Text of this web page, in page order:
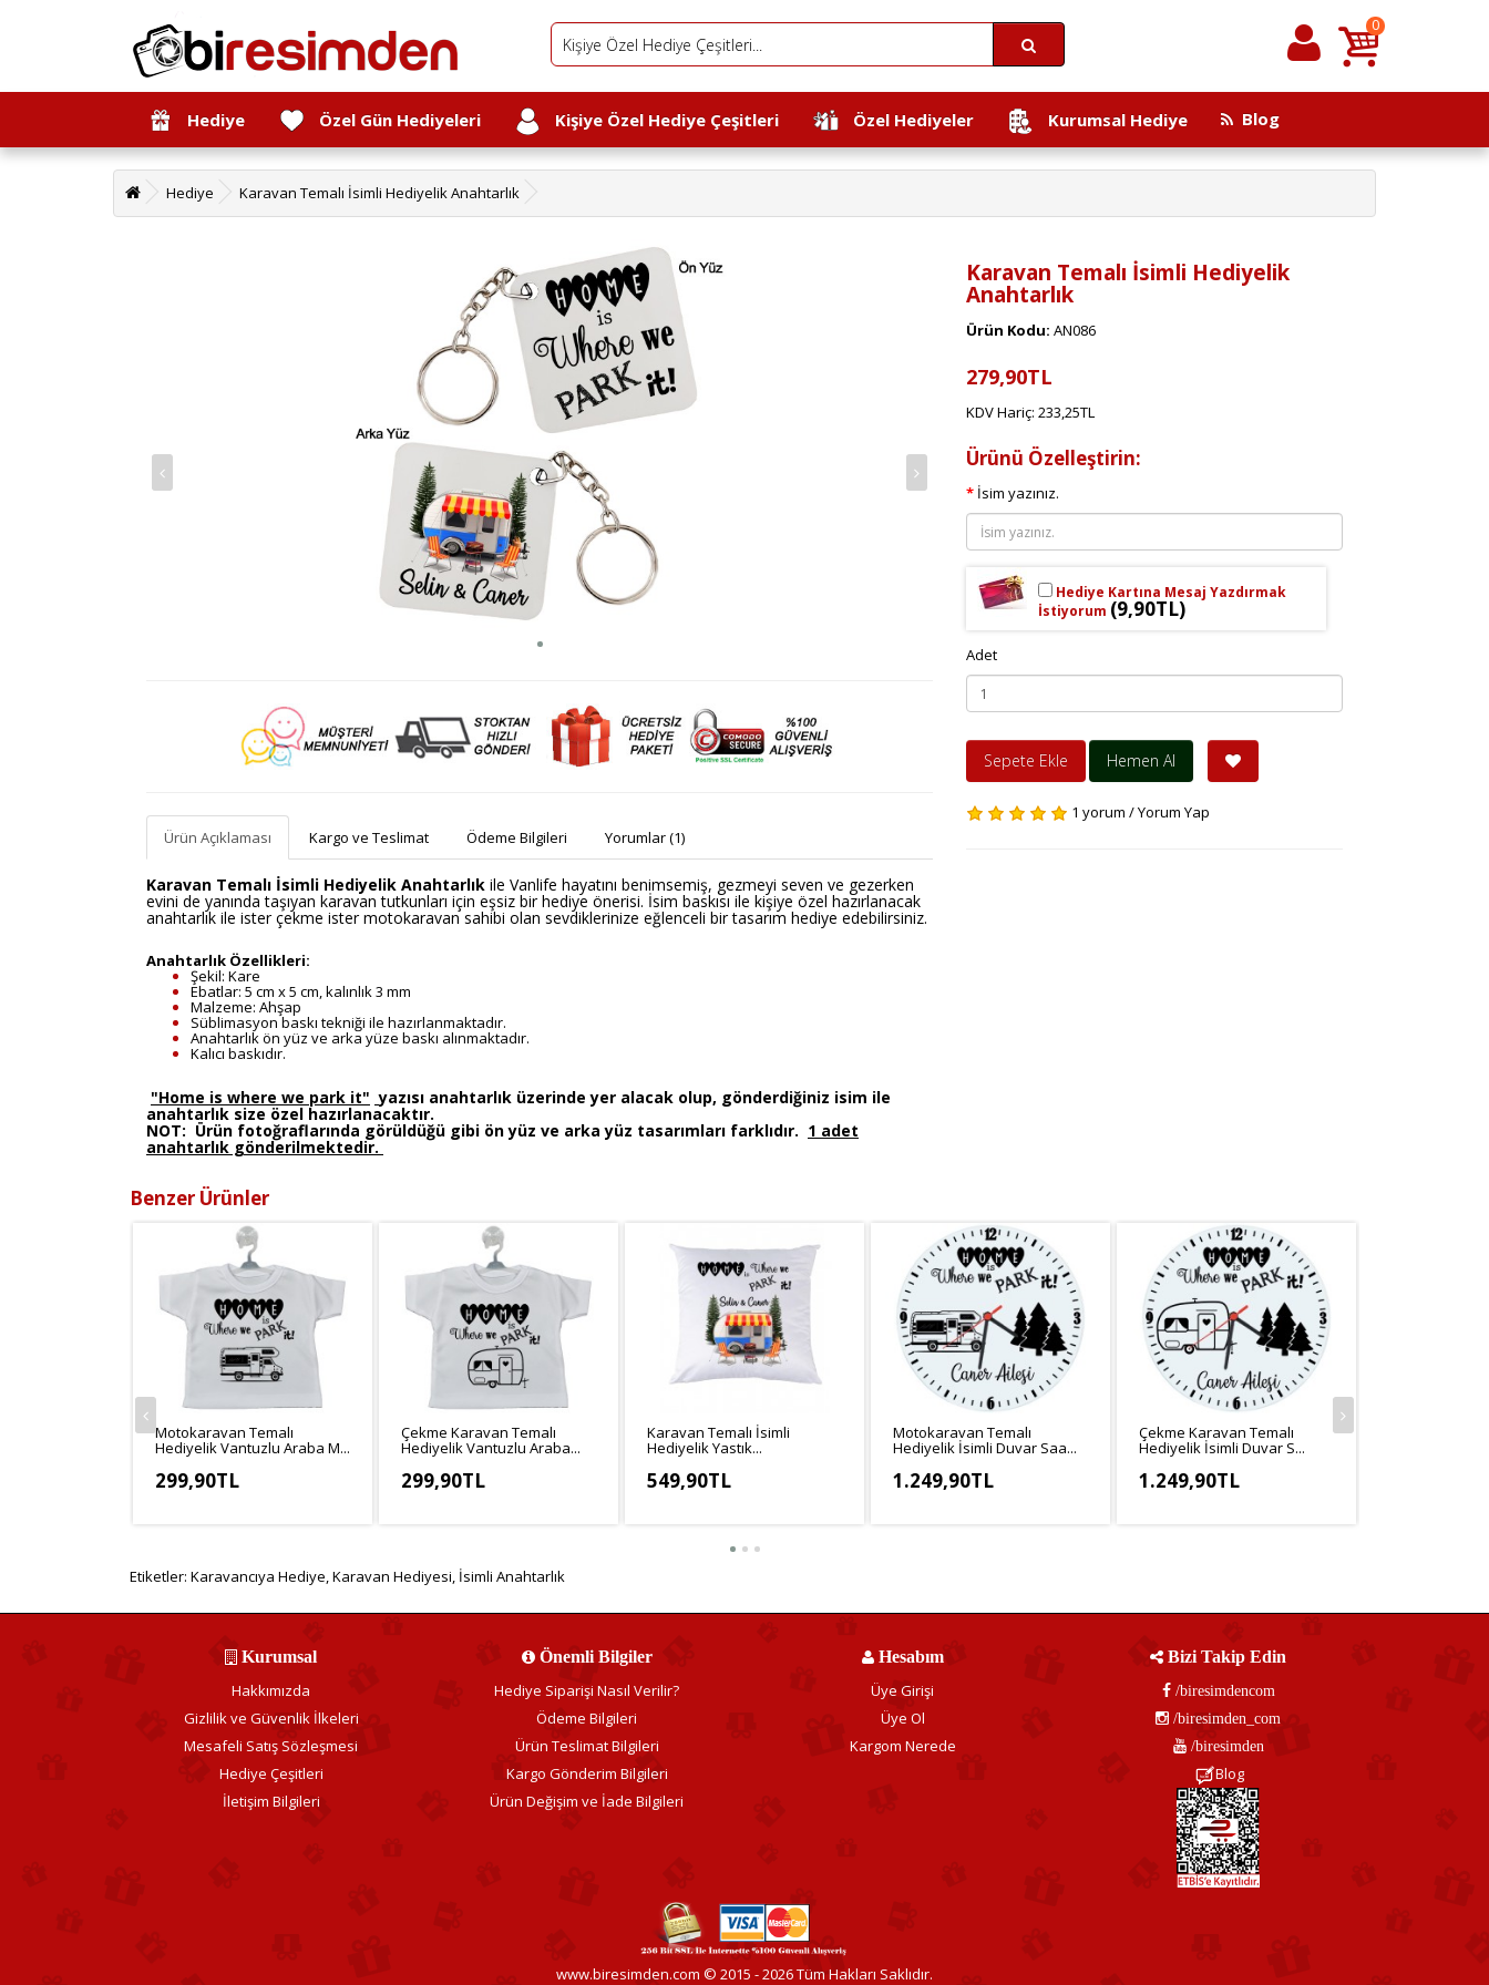
0
Hediye Özel Gün Hediyeleri Kişiye Özel Hediye Çeşitleri Özel Hediyeler Kurumsal Hediye Blog
Hediye Karavan Temalı İsimli Hediyelik Anahtarlık
Ürün Açıklaması Kargo ve Teslimat Ödeme Bilgileri Yorumlar (1)
Karavan Temalı İsimli Hediyelik Anahtarlık ile Vanlife hayatını benimsemiş, gezmeyi seven ve gezerken
evini de yanında taşıyan karavan tutkunları için eşsiz bir hediye önerisi. İsim baskısı ile kişiye özel hazırlanacak
anahtarlık ile ister çekme ister motokaravan sahibi olan sevdiklerinize eğlenceli bir tasarım hediye edebilirsiniz.
Anahtarlık Özellikleri:
Şekil: Kare
Ebatlar: 5 cm x 5 cm, kalınlık 3 mm
Malzeme: Ahşap
Süblimasyon baskı tekniği ile hazırlanmaktadır.
Anahtarlık ön yüz ve arka yüze baskı alınmaktadır.
Kalıcı baskıdır.
"Home is where we park it" yazısı anahtarlık üzerinde yer alacak olup, gönderdiğiniz isim ile
anahtarlık size özel hazırlanacaktır.
NOT: Ürün fotoğraflarında görüldüğü gibi ön yüz ve arka yüz tasarımları farklıdır. 1 adet
anahtarlık gönderilmektedir.
Karavan Temalı İsimli Hediyelik
Anahtarlık
Ürün Kodu: AN086
279,90TL
KDV Hariç: 233,25TL
Ürünü Özelleştirin:
İsim yazınız.
Hediye Kartına Mesaj Yazdırmak
İstiyorum (9,90TL)
Adet
Sepete Ekle Hemen Al
1 yorum /Yorum Yap
Benzer Ürünler
Motokaravan Temalı
Hediyelik Vantuzlu Araba M...
299,90TL
Çekme Karavan Temalı
Hediyelik Vantuzlu Araba...
299,90TL
Karavan Temalı İsimli
Hediyelik Yastık...
549,90TL
Motokaravan Temalı
Hediyelik İsimli Duvar Saa...
1.249,90TL
Çekme Karavan Temalı
Hediyelik İsimli Duvar S...
1.249,90TL
Etiketler: Karavancıya Hediye,Karavan Hediyesi, İsimli Anahtarlık
Kurumsal
Hakkımızda
Gizlilik ve Güvenlik İlkeleri
Mesafeli Satış Sözleşmesi
Hediye Çeşitleri
İletişim Bilgileri
Önemli Bilgiler
Hediye Siparişi Nasıl Verilir?
Ödeme Bilgileri
Ürün Teslimat Bilgileri
Kargo Gönderim Bilgileri
Ürün Değişim ve İade Bilgileri
Hesabım
Üye Girişi
Üye Ol
Kargom Nerede
Bizi Takip Edin
/biresimdencom
/biresimden_com
/biresimden
Blog
www.biresimden.com © 2015 - 2026 Tüm Hakları Saklıdır.